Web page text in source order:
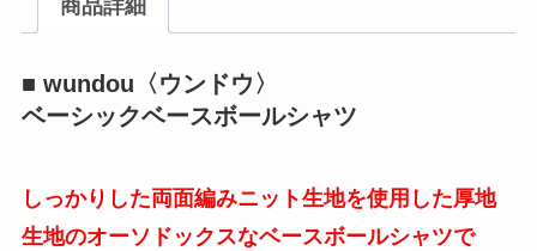
商品詳細
■ wundou〈ウンドウ〉
ベーシックベースボールシャツ
しっかりした両面編みニット生地を使用した厚地
生地のオーソドックスなベースボールシャツで